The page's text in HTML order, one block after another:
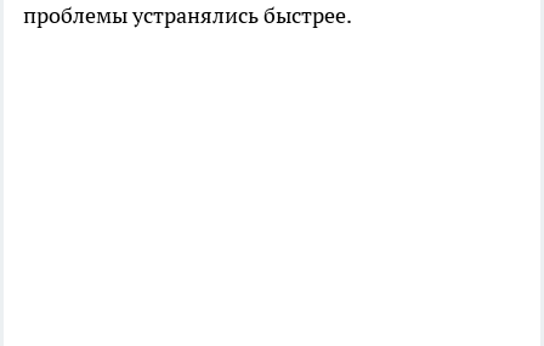
проблемы устранялись быстрее.